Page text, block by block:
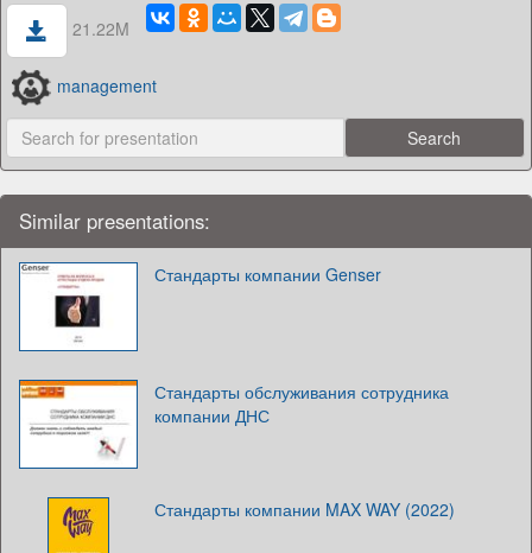
21.22M
management
Similar presentations:
Стандарты компании Genser
Стандарты обслуживания сотрудника
компании ДНС
Стандарты компании MAX WAY (2022)